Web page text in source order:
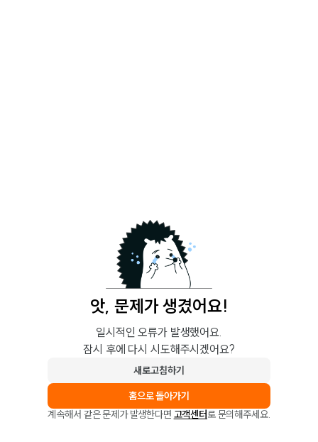
앗, 문제가 생겼어요!
일시적인 오류가 발생했어요.
잠시 후에 다시 시도해주시겠어요?
새로고침하기
홈으로 돌아가기
계속해서 같은 문제가 발생한다면 고객센터로 문의해주세요.